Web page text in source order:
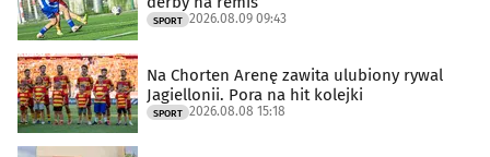
SPORT 2026.08.09 09:43
Na Chorten Arenę zawita ulubiony rywal
Jagiellonii. Pora na hit kolejki
SPORT 2026.08.08 15:18